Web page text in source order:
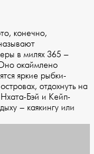
конечно,
в милях 365 –
окаймлено
яркие рыбки-
отдохнуть на
Бэй и Кейп-
– каякингу или